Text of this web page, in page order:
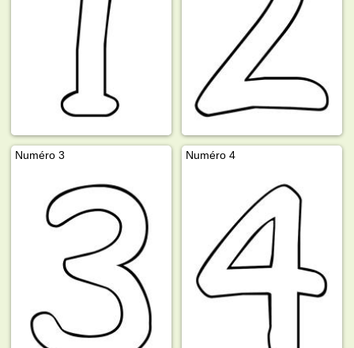
Numéro 3 Numéro 4